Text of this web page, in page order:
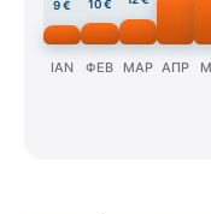
9 €
ΙΑΝ
10 €
ΦΕΒ ΜΑΡ ΑΠΡ